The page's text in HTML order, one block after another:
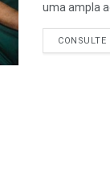
uma ampla